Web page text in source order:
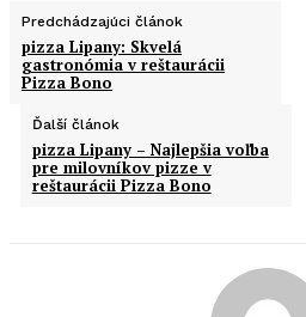
Predchádzajúci článok
pizza Lipany: Skvelá
gastronómia v reštaurácii
Pizza Bono
Ďalší článok
pizza Lipany – Najlepšia voľba
pre milovníkov pizze v
reštaurácii Pizza Bono